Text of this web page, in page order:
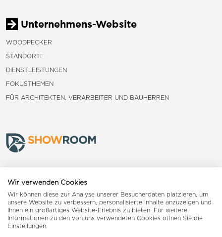
Unternehmens-Website
WOODPECKER
STANDORTE
DIENSTLEISTUNGEN
FOKUSTHEMEN
FÜR ARCHITEKTEN, VERARBEITER UND BAUHERREN
Landquart
Reiden
Wir verwenden Cookies
Wir können diese zur Analyse unserer Besucherdaten platzieren, um
unsere Website zu verbessern, personalisierte Inhalte anzuzeigen und
Ihnen ein großartiges Website-Erlebnis zu bieten. Für weitere
Informationen zu den von uns verwendeten Cookies öffnen Sie die
Einstellungen.